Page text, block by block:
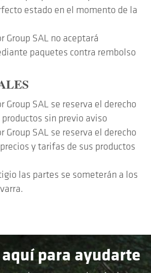
estado en el momento de la
Group SAL no aceptará
paquetes contra rembolso
Group SAL se reserva el derecho
sin previo aviso
Group SAL se reserva el derecho
y tarifas de sus productos
las partes se someterán a los
para ayudarte